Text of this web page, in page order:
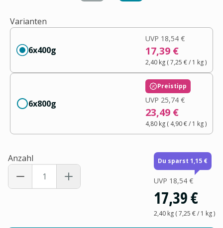
Varianten
6x400g
UVP 18,54 €
17,39 €
2,40 kg(7,25 €/ 1 kg)
6x800g
Preistipp
UVP 25,74 €
23,49 €
4,80 kg( 4,90 €/ 1 kg)
Anzahl Du sparst 1,15 €
UVP 18,54 €
17,39 €
2,40 kg(7,25 €/ 1 kg)